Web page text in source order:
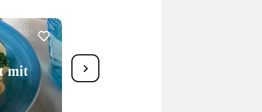
mit
24
Bärlauch-Nudelsalat mit
Frühlingszwiebeln